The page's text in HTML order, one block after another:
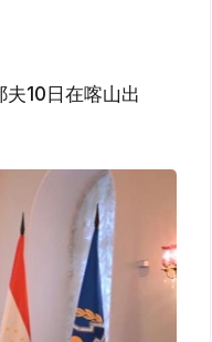
夫10日在喀山出